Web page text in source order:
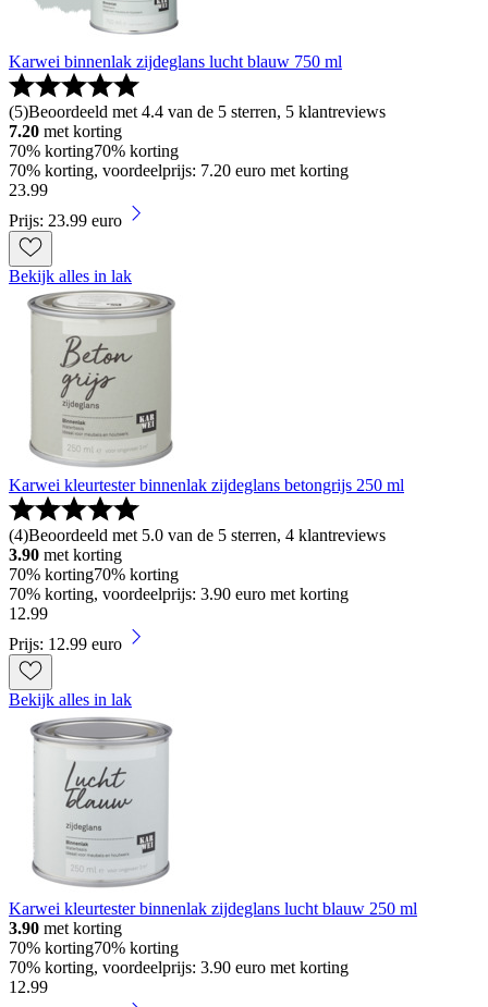
Karwei binnenlak zijdeglans lucht blauw 750 ml
(5)Beoordeeld met 4.4 van de 5 sterren, 5 klantreviews
7.20 met korting
70% korting70% korting
70% korting, voordeelprijs: 7.20 euro met korting
23.99
Prijs: 23.99 euro
Bekijk alles in lak
Karwei kleurtester binnenlak zijdeglans betongrijs 250 ml
(4)Beoordeeld met 5.0 van de 5 sterren, 4 klantreviews
3.90 met korting
70% korting70% korting
70% korting, voordeelprijs: 3.90 euro met korting
12.99
Prijs: 12.99 euro
Bekijk alles in lak
Karwei kleurtester binnenlak zijdeglans lucht blauw 250 ml
3.90 met korting
70% korting70% korting
70% korting, voordeelprijs: 3.90 euro met korting
12.99